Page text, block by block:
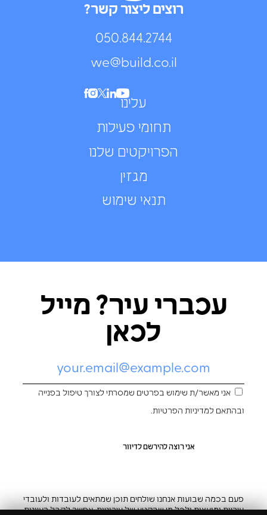
עלינו
תחומי פעילות
הפרויקטים שלנו
מגזין
תנאי שימוש
רוצים ליצור קשר?
050.844.2744⁩
we@build.co.il
עכברי עיר? מייל
לכאן
אני מאשר/ת שימוש בפרטים שמסרתי לצורך טיפול בפנייה
ובהתאם למדיניות הפרטיות.
פעם בכמה שבועות אנחנו שולחים תוכן שמתאים לעובדות ולעובדי
עיריות ומועצות ולכל מי שבקטע של עירוניות. אפשר לקבל רעיונות